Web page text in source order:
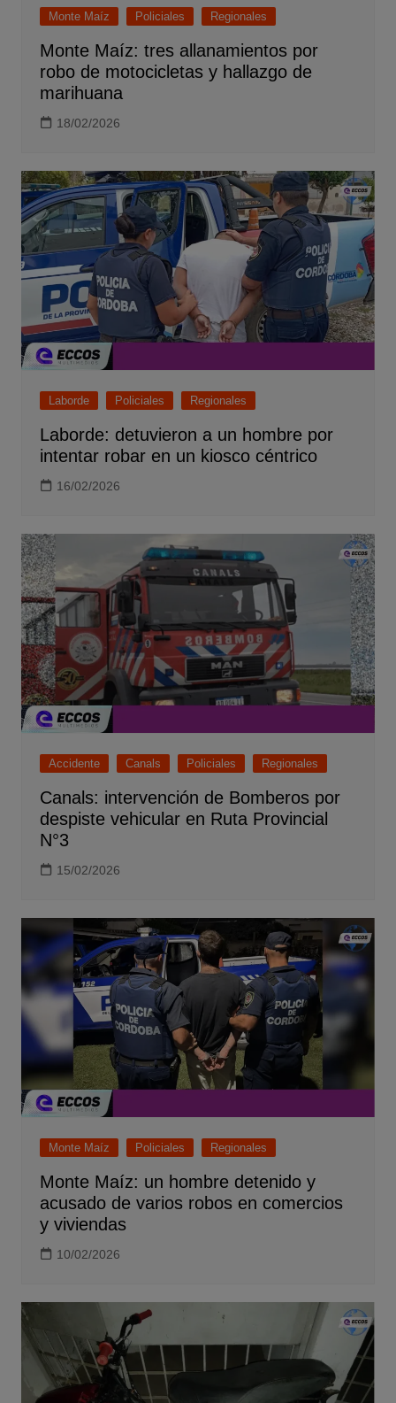
Monte Maíz Policiales Regionales
Monte Maíz: tres allanamientos por
robo de motocicletas y hallazgo de
marihuana
18/02/2026
Laborde Policiales Regionales
Laborde: detuvieron a un hombre por
intentar robar en un kiosco céntrico
16/02/2026
Accidente Canals Policiales Regionales
Canals: intervención de Bomberos por
despiste vehicular en Ruta Provincial
N°3
15/02/2026
Monte Maíz Policiales Regionales
Monte Maíz: un hombre detenido y
acusado de varios robos en comercios
y viviendas
10/02/2026